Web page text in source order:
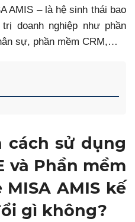
AMIS – là hệ sinh thái bao
doanh nghiệp như phần
sự, phần mềm CRM,…
cách sử dụng
và Phần mềm
AMIS kế
gì không?